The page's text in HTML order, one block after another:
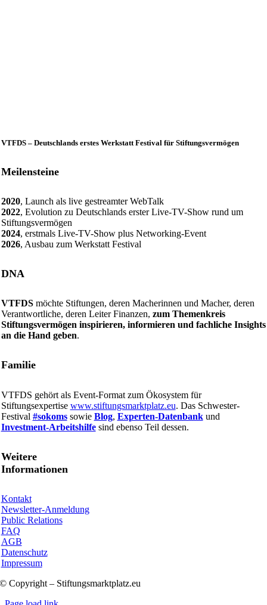
VTFDS – Deutschlands erstes Werkstatt Festival für Stiftungsvermögen
Meilensteine
2020, Launch als live gestreamter WebTalk
2022, Evolution zu Deutschlands erster Live-TV-Show rund um
Stiftungsvermögen
2024, erstmals Live-TV-Show plus Networking-Event
2026, Ausbau zum Werkstatt Festival
DNA
VTFDS möchte Stiftungen, deren Macherinnen und Macher, deren
Verantwortliche, deren Leiter Finanzen, zum Themenkreis
Stiftungsvermögen inspirieren, informieren und fachliche Insights
an die Hand geben.
Familie
VTFDS gehört als Event-Format zum Ökosystem für
Stiftungsexpertise www.stiftungsmarktplatz.eu. Das Schwester-
Festival #sokomssowie Blog, Experten-Datenbankund
Investment-Arbeitshilfesind ebenso Teil dessen.
Weitere
Informationen
Kontakt
Newsletter-Anmeldung
Public Relations
FAQ
AGB
Datenschutz
Impressum
© Copyright – Stiftungsmarktplatz.eu